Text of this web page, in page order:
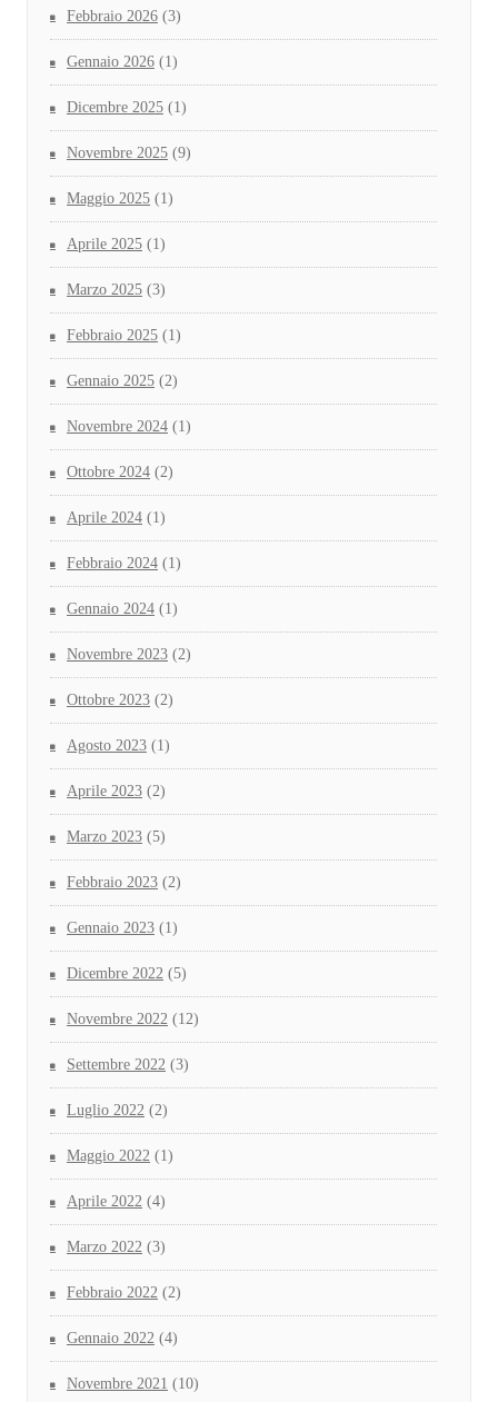
Febbraio 2026 (3)
Gennaio 2026 (1)
Dicembre 2025 (1)
Novembre 2025 (9)
Maggio 2025 (1)
Aprile 2025 (1)
Marzo 2025 (3)
Febbraio 2025 (1)
Gennaio 2025 (2)
Novembre 2024 (1)
Ottobre 2024 (2)
Aprile 2024 (1)
Febbraio 2024 (1)
Gennaio 2024 (1)
Novembre 2023 (2)
Ottobre 2023 (2)
Agosto 2023 (1)
Aprile 2023 (2)
Marzo 2023 (5)
Febbraio 2023 (2)
Gennaio 2023 (1)
Dicembre 2022 (5)
Novembre 2022 (12)
Settembre 2022 (3)
Luglio 2022 (2)
Maggio 2022 (1)
Aprile 2022 (4)
Marzo 2022 (3)
Febbraio 2022 (2)
Gennaio 2022 (4)
Novembre 2021 (10)